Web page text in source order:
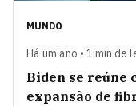
MUNDO
Há um ano • 1 min de
Biden se reúne
expansão de